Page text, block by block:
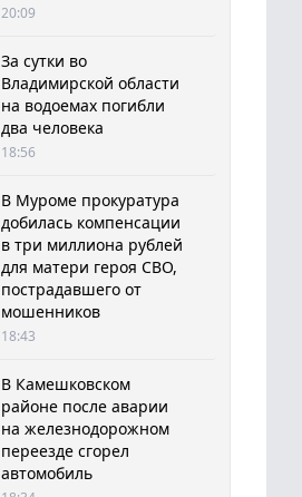
20:09
За сутки во
Владимирской области
на водоемах погибли
два человека
18:56
В Муроме прокуратура
добилась компенсации
в три миллиона рублей
для матери героя СВО,
пострадавшего от
мошенников
18:43
В Камешковском
районе после аварии
на железнодорожном
переезде сгорел
автомобиль